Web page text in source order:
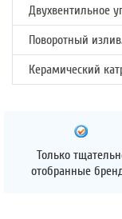
Двухвентильное
Поворотный излив.
Керамический
Только
отобранные